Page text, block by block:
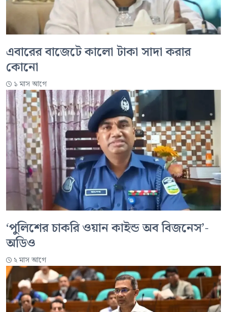
এবারের বাজেটে কালো টাকা সাদা করার
কোনো
১ মাস আগে
‘পুলিশের চাকরি ওয়ান কাইন্ড অব বিজনেস’-
অডিও
২ মাস আগে